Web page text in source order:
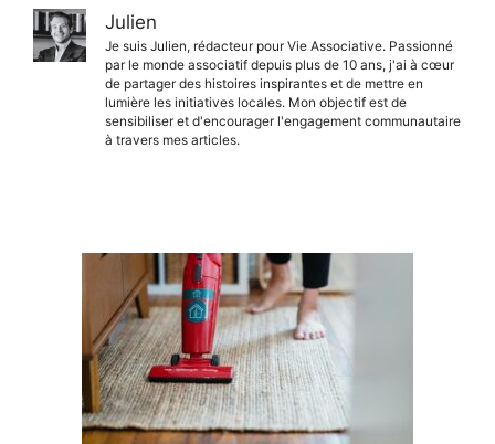
Julien
Je suis Julien, rédacteur pour Vie Associative. Passionné
par le monde associatif depuis plus de 10 ans, j'ai à cœur
de partager des histoires inspirantes et de mettre en
lumière les initiatives locales. Mon objectif est de
sensibiliser et d'encourager l'engagement communautaire
à travers mes articles.